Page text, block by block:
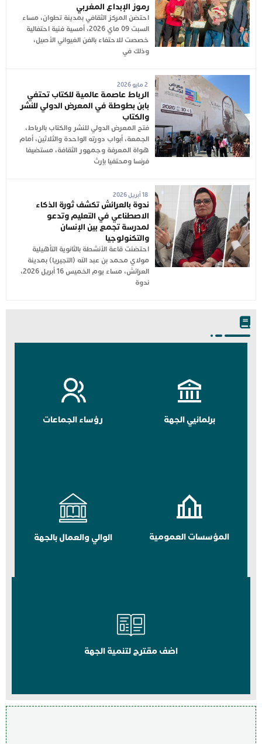
رموز الإبداع المغربي
احتضن المركز الثقافي بمدينة تطوان، مساء
السبت 09 ماي 2026، أمسية فنية احتفالية
خصصت للاحتفاء بالفن الغيواني الأصيل،
وذلك في
2 مايو 2026
الرباط عاصمة عالمية للكتاب تحتفي
بابن بطوطة في المعرض الدولي للنشر
والكتاب
فتح المعرض الدولي للنشر والكتاب بالرباط،
الجمعة، أبواب دورته الواحدة والثلاثين، أمام
هواة المعرفة وجمهور الثقافة، مستضيفا
فرنسا ومحتفيا بإرث
18 أبريل 2026
ندوة بالعرائش تكشف ثورة الذكاء
الاصطناعي في التعليم وتدعو
لمدرسة تجمع بين الإنسان
والتكنولوجيا
احتضنت قاعة الأنشطة بالثانوية التأهيلية
مولاي محمد بن عبد الله (التجيريا) بمدينة
العرائش، مساء يوم الخميس 16 أبريل 2026،
ندوة
برلمانيي الجهة رؤساء الجماعات
المؤسسات العمومية الوالي والعمال بالجهة
اضف مقترح لتنمية الجهة